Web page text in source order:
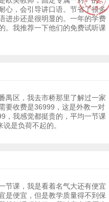
心，会引导讲口语。节省了很多
进步还是很明显的。一年的学费
。我推荐一下他们的免费试听课
禺区，我去市桥那里了解过一家
要收费是36999，这是外教一对
，我感觉都挺贵的，平均一节课
是负荷不起的。
节课，我是看着名气大还有便宜
是便宜，但是教学质量得不到保